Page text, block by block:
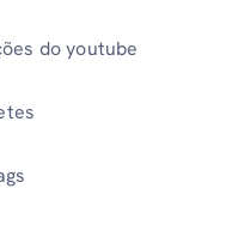
do youtube